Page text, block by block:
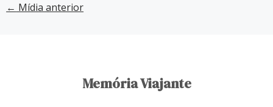
← Mídia anterior
Memória Viajante